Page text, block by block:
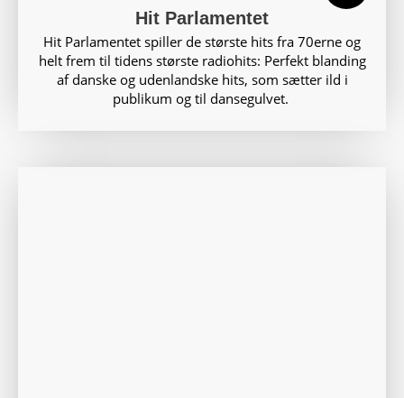
Hit Parlamentet
Hit Parlamentet spiller de største hits fra 70erne og
helt frem til tidens største radiohits: Perfekt blanding
af danske og udenlandske hits, som sætter ild i
publikum og til dansegulvet.